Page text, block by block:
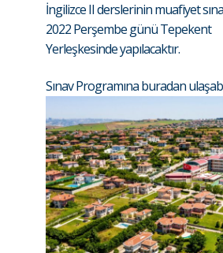
İngilizce II derslerinin muafiyet
2022 Perşembe günü Tepekent
Yerleşkesinde yapılacaktır.
Sınav Programına buradan